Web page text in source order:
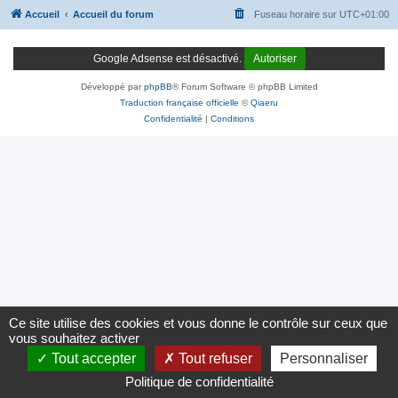
Accueil Accueil du forum Fuseau horaire sur UTC+01:00
Google Adsense est désactivé. Autoriser
Développé parphpBB® Forum Software © phpBB Limited
Traduction française officielle ©Qiaeru
Confidentialité | Conditions
Ce site utilise des cookies et vous donne le contrôle sur ceux que
vous souhaitez activer
Tout accepter
Tout refuser
Personnaliser
Politique de confidentialité